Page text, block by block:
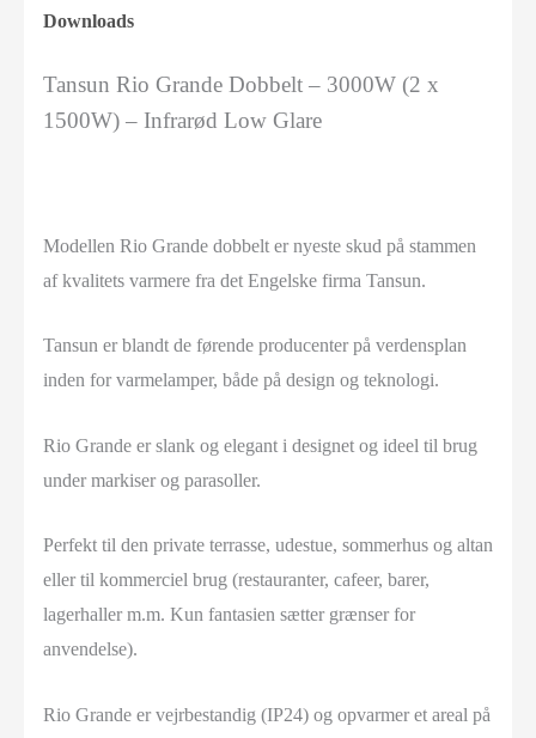
Downloads
Tansun Rio Grande Dobbelt – 3000W (2 x
1500W) – Infrarød Low Glare
Modellen Rio Grande dobbelt er nyeste skud på stammen
af kvalitets varmere fra det Engelske firma Tansun.
Tansun er blandt de førende producenter på verdensplan
inden for varmelamper, både på design og teknologi.
Rio Grande er slank og elegant i designet og ideel til brug
under markiser og parasoller.
Perfekt til den private terrasse, udestue, sommerhus og altan
eller til kommerciel brug (restauranter, cafeer, barer,
lagerhaller m.m. Kun fantasien sætter grænser for
anvendelse).
Rio Grande er vejrbestandig (IP24) og opvarmer et areal på